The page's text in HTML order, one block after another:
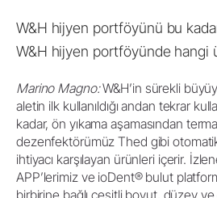
W&H hijyen portföyünü bu
W&H hijyen portföyünde hangi
Marino Magno:W&H’in sürekli
aletin ilk kullanıldığı andan tekrar
kadar, ön yıkama aşamasından termal
dezenfektörümüz Thed gibi
ihtiyacı karşılayan ürünleri içerir.
APP’lerimiz ve ioDent® bulut
birbirine bağlı çeşitli boyut, düzey